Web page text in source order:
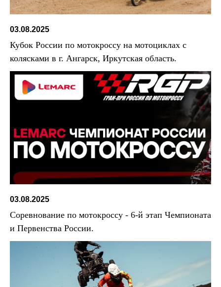
03.08.2025
Кубок России по мотокроссу на мотоциклах с
колясками в г. Ангарск, Иркутская область.
03.08.2025
Соревнование по мотокроссу - 6-й этап Чемпионата
и Первенства России.